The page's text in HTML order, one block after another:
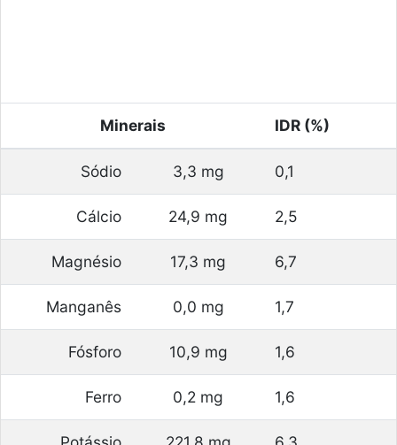
Minerais IDR (%)
Sódio 3,3 mg 0,1
Cálcio 24,9 mg 2,5
Magnésio 17,3 mg 6,7
Manganês 0,0 mg 1,7
Fósforo 10,9 mg 1,6
Ferro 0,2 mg 1,6